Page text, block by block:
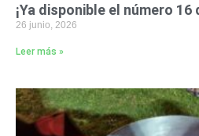
¡Ya disponible el número
26 junio, 2026
Leer más »